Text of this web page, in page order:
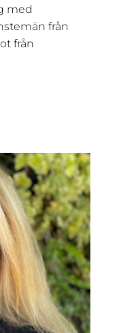
med
från
från